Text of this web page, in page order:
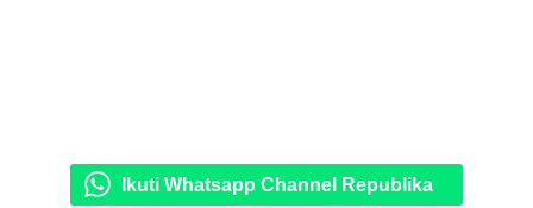
Ikuti Whatsapp Channel Republika